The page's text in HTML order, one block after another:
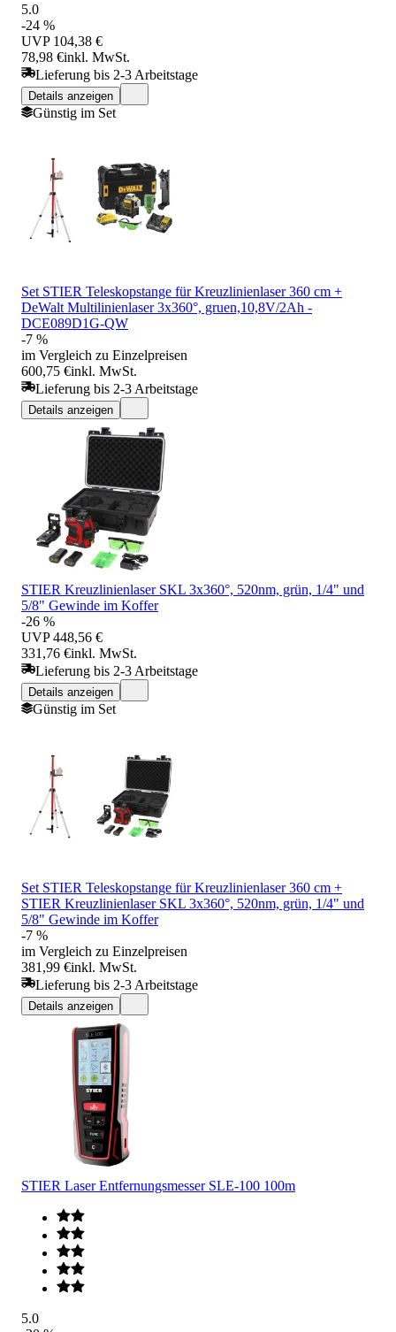
5.0
-24 %
UVP 104,38 €
78,98 €inkl. MwSt.
Lieferung bis 2-3 Arbeitstage
Details anzeigen
Günstig im Set
Set STIER Teleskopstange für Kreuzlinienlaser 360 cm +
DeWalt Multilinienlaser 3x360°, gruen,10,8V/2Ah -
DCE089D1G-QW
-7 %
im Vergleich zu Einzelpreisen
600,75 €inkl. MwSt.
Lieferung bis 2-3 Arbeitstage
Details anzeigen
STIER Kreuzlinienlaser SKL 3x360°, 520nm, grün, 1/4" und
5/8" Gewinde im Koffer
-26 %
UVP 448,56 €
331,76 €inkl. MwSt.
Lieferung bis 2-3 Arbeitstage
Details anzeigen
Günstig im Set
Set STIER Teleskopstange für Kreuzlinienlaser 360 cm +
STIER Kreuzlinienlaser SKL 3x360°, 520nm, grün, 1/4" und
5/8" Gewinde im Koffer
-7 %
im Vergleich zu Einzelpreisen
381,99 €inkl. MwSt.
Lieferung bis 2-3 Arbeitstage
Details anzeigen
STIER Laser Entfernungsmesser SLE-100 100m
5.0